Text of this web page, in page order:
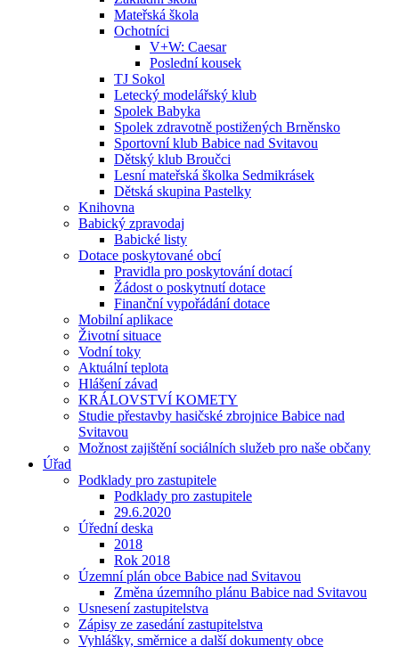
Mateřská škola
Ochotníci
V+W: Caesar
Poslední kousek
TJ Sokol
Letecký modelářský klub
Spolek Babyka
Spolek zdravotně postižených Brněnsko
Sportovní klub Babice nad Svitavou
Dětský klub Broučci
Lesní mateřská školka Sedmikrásek
Dětská skupina Pastelky
Knihovna
Babický zpravodaj
Babické listy
Dotace poskytované obcí
Pravidla pro poskytování dotací
Žádost o poskytnutí dotace
Finanční vypořádání dotace
Mobilní aplikace
Životní situace
Vodní toky
Aktuální teplota
Hlášení závad
KRÁLOVSTVÍ KOMETY
Studie přestavby hasičské zbrojnice Babice nad
Svitavou
Možnost zajištění sociálních služeb pro naše občany
Úřad
Podklady pro zastupitele
Podklady pro zastupitele
29.6.2020
Úřední deska
2018
Rok 2018
Územní plán obce Babice nad Svitavou
Změna územního plánu Babice nad Svitavou
Usnesení zastupitelstva
Zápisy ze zasedání zastupitelstva
Vyhlášky, směrnice a další dokumenty obce